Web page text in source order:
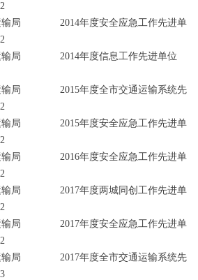
2014年度安全应急工作先进单
2014年度信息工作先进单位
2015年度全市交通运输系统先
2015年度安全应急工作先进单
2016年度安全应急工作先进单
2017年度两城同创工作先进单
2017年度安全应急工作先进单
2017年度全市交通运输系统先